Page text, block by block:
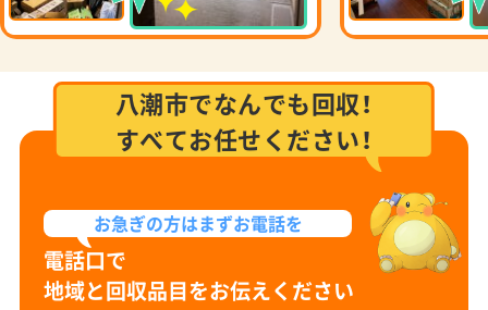
八潮市でなんでも回収！
すべてお任せください！
お急ぎの方はまずお電話を
電話口で
地域と回収品目をお伝えください